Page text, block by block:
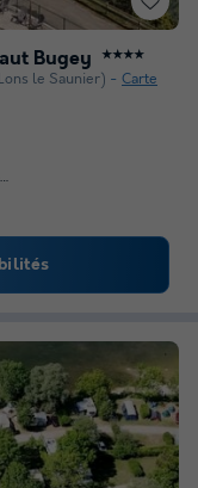
Bugey ★★★★
le Saunier) Carte